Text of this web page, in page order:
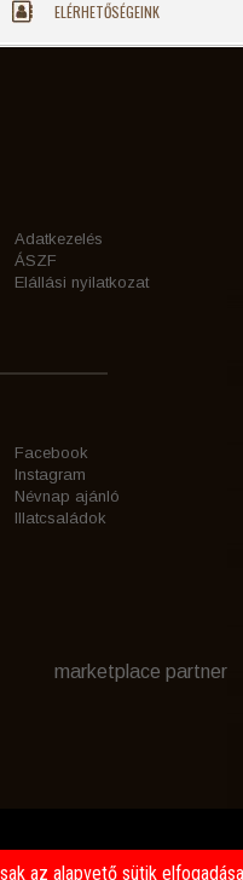
ELÉRHETŐSÉGEINK
Adatkezelés
ÁSZF
Elállási nyilatkozat
Facebook
Instagram
Névnap ajánló
Illatcsaládok
marketplace partner
az alapvető sütik elfogadása